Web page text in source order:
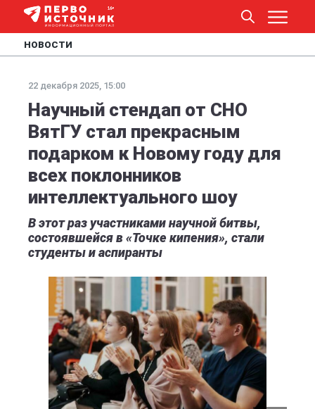
НОВОСТИ
22 декабря 2025, 15:00
Научный стендап от СНО
ВятГУ стал прекрасным
подарком к Новому году для
всех поклонников
интеллектуального шоу
В этот раз участниками научной битвы,
состоявшейся в «Точке кипения», стали
студенты и аспиранты